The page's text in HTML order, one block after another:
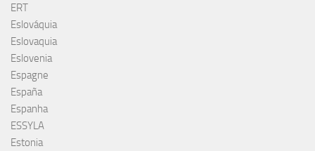
ERT
Eslováquia
Eslovaquia
Eslovenia
Espagne
España
Espanha
ESSYLA
Estonia